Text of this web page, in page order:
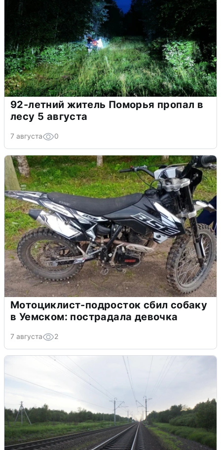
92-летний житель Поморья пропал в
лесу 5 августа
7 августа 0
Мотоциклист-подросток сбил собаку
в Уемском: пострадала девочка
7 августа 2